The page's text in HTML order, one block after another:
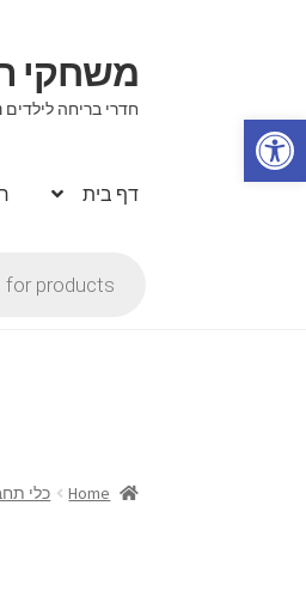
פתח סרגל נגישות
דלג
לניווט
לדלג
לתוכן
משחקי
חדרי בריחה
דף בית
search
Home כלי